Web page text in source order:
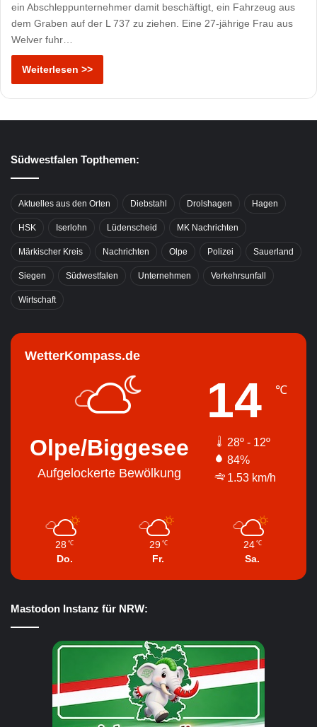
ein Abschleppunternehmer damit beschäftigt, ein Fahrzeug aus
dem Graben auf der L 737 zu ziehen. Eine 27-jährige Frau aus
Welver fuhr…
Weiterlesen >>
Südwestfalen Topthemen:
Aktuelles aus den Orten Diebstahl Drolshagen Hagen
HSK Iserlohn Lüdenscheid MK Nachrichten
Märkischer Kreis Nachrichten Olpe Polizei Sauerland
Siegen Südwestfalen Unternehmen Verkehrsunfall
Wirtschaft
WetterKompass.de
Olpe/Biggesee
Aufgelockerte Bewölkung
14 ℃
28º - 12º
84%
1.53 km/h
28 ℃
Do.
29 ℃
Fr.
24 ℃
Sa.
Mastodon Instanz für NRW: